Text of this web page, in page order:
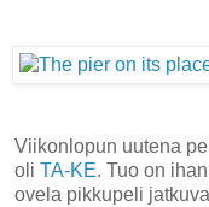
Viikonlopun uutena
oli TA-KE. Tuo on ihan
ovela pikkupeli